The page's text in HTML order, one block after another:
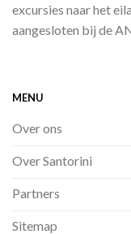
excursies naar het
aangesloten bij de
MENU
Over ons
Over Santorini
Partners
Sitemap